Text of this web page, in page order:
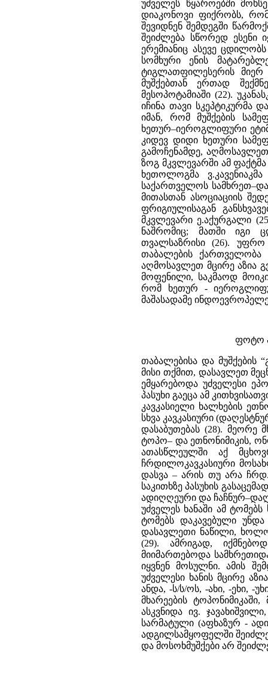
უძველეს წყაროებში
დიაკონოვი ფიქრობს,
შევიდნენ შემდეგში
შეიძლება სწორედ ესენი
ერემიანიც ასევე
სომხური ენის
ტიგლათფილესერის მიერ
მუშქებთან ერთად
მესოპოტამიაში (22).
იჩინა თავი სკეპტიკურმა
იმან, რომ მუშქების
ხეთურ–იეროგლიფური
კიდევ დიდი ხეთური
გამოჩენამდე,
ზოგ მკვლევარში ამ
ხეთოლოგმა
საქართველოს
მითასთან ასოციაციის
ფრიგიულისაგან
მკვლევარი ე.აქურგალი
ნაშრომიც; მათში იგი
თვალსაზრისი (26). უფრო
თაბალების ქართველობა
აღმოსავლეთ მცირე აზია
მოფენილი, საკმაოდ
რომ ხეთურ -
მაშასადამე
ფოტო
თაბალებისა და მუშქების
მისი თქმით, დასავლეთ
ემყარებოდა უძველესი
პასუხი გაეცა ამ
კავკასიელი ხალხების
სხვა კავკასიური
დასაბუთებას (28). მეორე
ტოპო– და ეთნონიმიკის,
ათასწლეულში აქ
ჩრდილოკავკასიური
დასვა – არის თუ არა ჩრდ.
საკითხზე პასუხის
ადიღღეური და
უძველეს ხანაში ამ
ტომებს დაკავებული
დასავლეთი ნაწილი,
(29). ამრიგად,
მიიმართებოდა
იყვნენ მოსულნი. ამის
უძველესი ხანის მცირე
ანდა, -ს/ს/ოს, -ახი, -ეხი, -
მხარეების
ასკვნიდა ივ.
სარმატული (აფხაზურ -
ადგილსამყოფელში
და მოსოხმუშქები არ